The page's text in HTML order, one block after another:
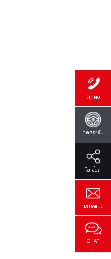
ติดต่อ
ทดลองขับ
โซเซี่ยล
เสนอแนะ
CHAT